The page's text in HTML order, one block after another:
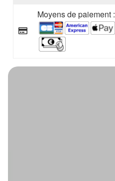
Moyens de paiement :